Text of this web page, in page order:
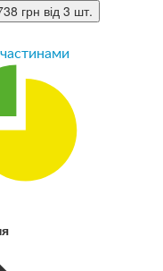
грн від 3 шт.